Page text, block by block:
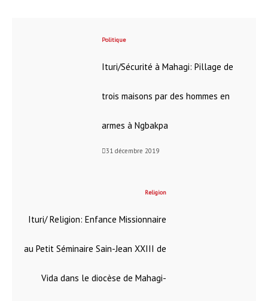
Politique
Ituri/Sécurité à Mahagi: Pillage de
trois maisons par des hommes en
armes à Ngbakpa
31 décembre 2019
Religion
Ituri/ Religion: Enfance Missionnaire
au Petit Séminaire Sain-Jean XXIII de
Vida dans le diocèse de Mahagi-